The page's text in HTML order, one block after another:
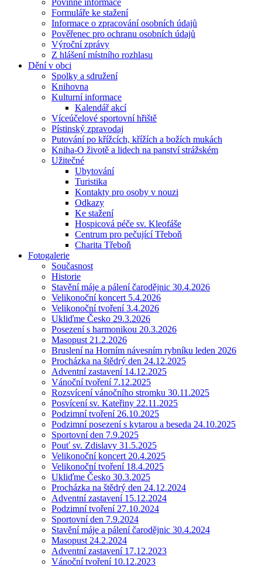
Povinné informace
Formuláře ke stažení
Informace o zpracování osobních údajů
Pověřenec pro ochranu osobních údajů
Výroční zprávy
Z hlášení místního rozhlasu
Dění v obci
Spolky a sdružení
Knihovna
Kulturní informace
Kalendář akcí
Víceúčelové sportovní hřiště
Pístinský zpravodaj
Putování po křížcích, křížích a božích mukách
Kniha-O životě a lidech na panství strážském
Užitečné
Ubytování
Turistika
Kontakty pro osoby v nouzi
Odkazy
Ke stažení
Hospicová péče sv. Kleofáše
Centrum pro pečující Třeboň
Charita Třeboň
Fotogalerie
Současnost
Historie
Stavění máje a pálení čarodějnic 30.4.2026
Velikonoční koncert 5.4.2026
Velikonoční tvoření 3.4.2026
Ukliďme Česko 29.3.2026
Posezení s harmonikou 20.3.2026
Masopust 21.2.2026
Bruslení na Horním návesním rybníku leden 2026
Procházka na štědrý den 24.12.2025
Adventní zastavení 14.12.2025
Vánoční tvoření 7.12.2025
Rozsvícení vánočního stromku 30.11.2025
Posvícení sv. Kateřiny 22.11.2025
Podzimní tvoření 26.10.2025
Podzimní posezení s kytarou a beseda 24.10.2025
Sportovní den 7.9.2025
Pouť sv. Zdislavy 31.5.2025
Velikonoční koncert 20.4.2025
Velikonoční tvoření 18.4.2025
Ukliďme Česko 30.3.2025
Procházka na štědrý den 24.12.2024
Adventní zastavení 15.12.2024
Podzimní tvoření 27.10.2024
Sportovní den 7.9.2024
Stavění máje a pálení čarodějnic 30.4.2024
Masopust 24.2.2024
Adventní zastavení 17.12.2023
Vánoční tvoření 10.12.2023